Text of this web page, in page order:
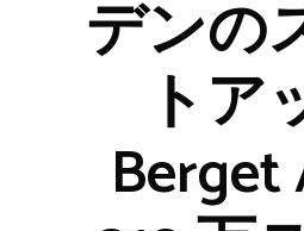
デンの
トア
Berget